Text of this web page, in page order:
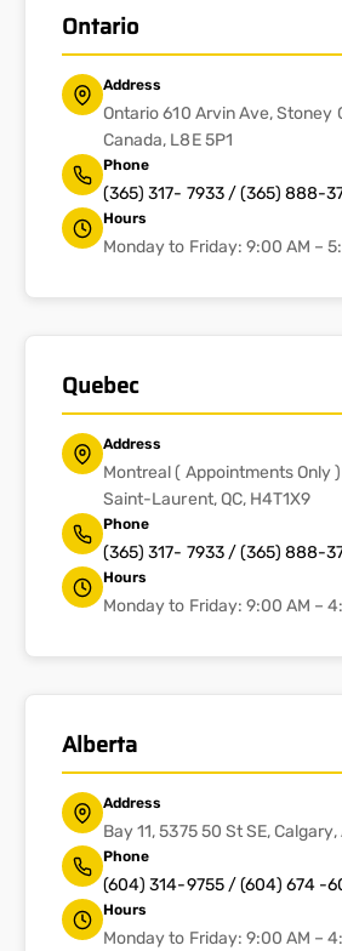
Ontario
Address
Ontario 610 Arvin Ave, Stoney
Canada, L8E 5P1
Phone
(365) 317- 7933 / (365) 888-
Hours
Monday to Friday: 9:00 AM –
Quebec
Address
Montreal ( Appointments Only
Saint-Laurent, QC, H4T1X9
Phone
(365) 317- 7933 / (365) 888-
Hours
Monday to Friday: 9:00 AM –
Alberta
Address
Bay 11, 5375 50 St SE, Calgary,
Phone
(604) 314-9755 / (604) 674 -
Hours
Monday to Friday: 9:00 AM –